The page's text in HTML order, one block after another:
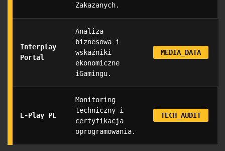
Zakazanych.
Interplay
Portal
Analiza
biznesowa i
wskaźniki
ekonomiczne
iGamingu.
MEDIA_DATA
E-Play PL
Monitoring
techniczny i
certyfikacja
oprogramowania.
TECH_AUDIT